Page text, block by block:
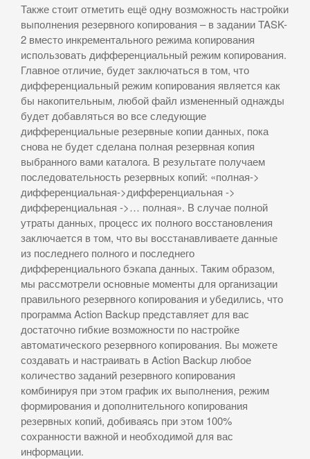
Также стоит отметить ещё одну возможность настройки
выполнения резервного копирования – в задании TASK-
2 вместо инкрементального режима копирования
использовать дифференциальный режим копирования.
Главное отличие, будет заключаться в том, что
дифференциальный режим копирования является как
бы накопительным, любой файл измененный однажды
будет добавляться во все следующие
дифференциальные резервные копии данных, пока
снова не будет сделана полная резервная копия
выбранного вами каталога. В результате получаем
последовательность резервных копий: «полная->
дифференциальная->дифференциальная ->
дифференциальная ->… полная». В случае полной
утраты данных, процесс их полного восстановления
заключается в том, что вы восстанавливаете данные
из последнего полного и последнего
дифференциального бэкапа данных. Таким образом,
мы рассмотрели основные моменты для организации
правильного резервного копирования и убедились, что
программа Action Backup представляет для вас
достаточно гибкие возможности по настройке
автоматического резервного копирования. Вы можете
создавать и настраивать в Action Backup любое
количество заданий резервного копирования
комбинируя при этом график их выполнения, режим
формирования и дополнительного копирования
резервных копий, добиваясь при этом 100%
сохранности важной и необходимой для вас
информации.